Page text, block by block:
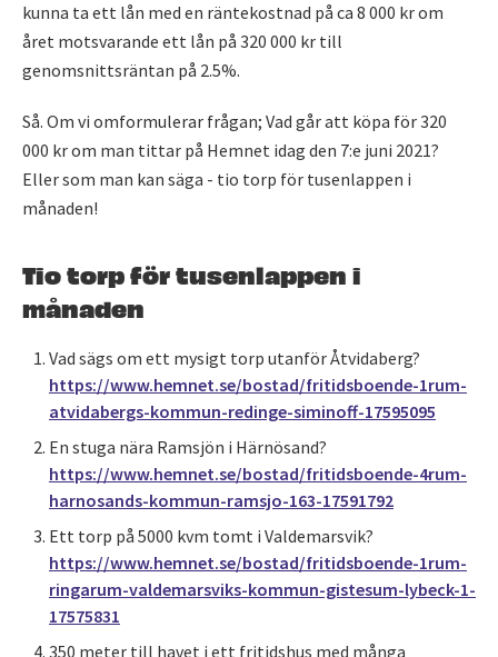
kunna ta ett lån med en räntekostnad på ca 8 000 kr om
året motsvarande ett lån på 320 000 kr till
genomsnittsräntan på 2.5%.
Så. Om vi omformulerar frågan; Vad går att köpa för 320
000 kr om man tittar på Hemnet idag den 7:e juni 2021?
Eller som man kan säga - tio torp för tusenlappen i
månaden!
Tio torp för tusenlappen i
månaden
Vad sägs om ett mysigt torp utanför Åtvidaberg?
https://www.hemnet.se/bostad/fritidsboende-1rum-
atvidabergs-kommun-redinge-siminoff-17595095
En stuga nära Ramsjön i Härnösand?
https://www.hemnet.se/bostad/fritidsboende-4rum-
harnosands-kommun-ramsjo-163-17591792
Ett torp på 5000 kvm tomt i Valdemarsvik?
https://www.hemnet.se/bostad/fritidsboende-1rum-
ringarum-valdemarsviks-kommun-gistesum-lybeck-1-
17575831
350 meter till havet i ett fritidshus med många